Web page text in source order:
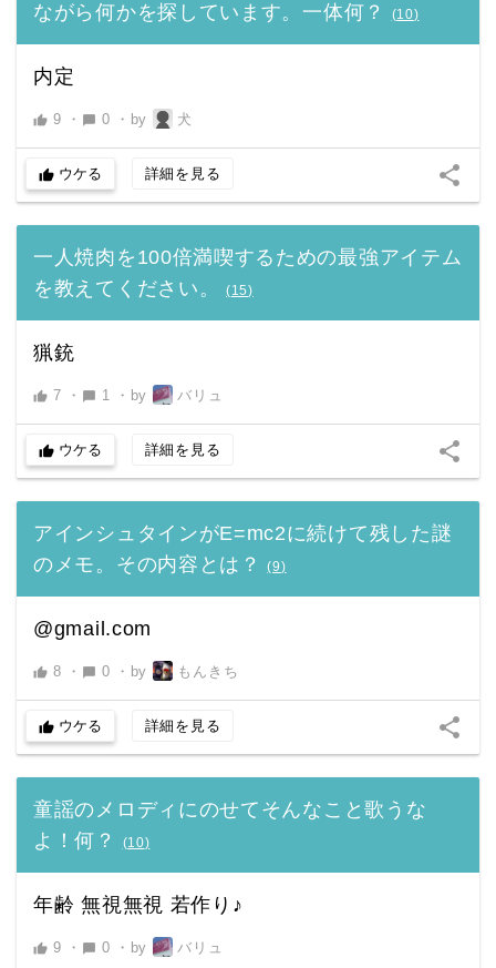
ながら何かを探しています。一体何？
(10)
内定
thumb_up 9 ・ chat_bubble 0 ・ by 犬
thumb_up ウケる 詳細を見る share
一人焼肉を100倍満喫するための最強アイテム
を教えてください。
(15)
猟銃
thumb_up 7 ・ chat_bubble 1 ・ by バリュ
thumb_up ウケる 詳細を見る share
アインシュタインがE=mc2に続けて残した謎
のメモ。その内容とは？
(9)
@gmail.com
thumb_up 8 ・ chat_bubble 0 ・ by もんきち
thumb_up ウケる 詳細を見る share
童謡のメロディにのせてそんなこと歌うな
よ！何？
(10)
年齢 無視無視 若作り♪
thumb_up 9 ・ chat_bubble 0 ・ by バリュ